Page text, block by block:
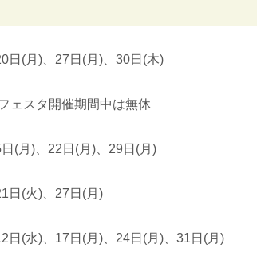
日(月)、27日(月)、30日(木)
ェスタ開催期間中は無休
(月)、22日(月)、29日(月)
日(火)、27日(月)
日(水)、17日(月)、24日(月)、31日(月)